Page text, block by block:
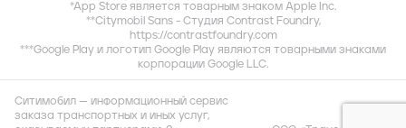
*App Store является товарным знаком Apple Inc.
**Citymobil Sans - Студия Contrast Foundry,
https://contrastfoundry.com
***Google Play и логотип Google Play являются товарными знаками
корпорации Google LLC.
Ситимобил — информационный сервис
заказа транспортных и иных услуг,